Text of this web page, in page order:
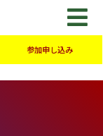
参加申し込み